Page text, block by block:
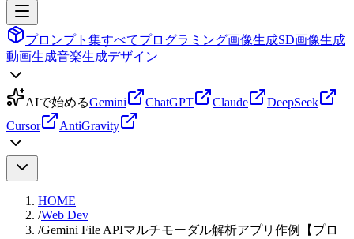
プロンプト集すべてプログラミング画像生成SD画像生成
動画生成音楽生成デザイン
AIで始めるGemini ChatGPT Claude
DeepSeek
Cursor
AntiGravity
HOME
/Web Dev
/Gemini File APIマルチモーダル解析アプリ作例【プロ